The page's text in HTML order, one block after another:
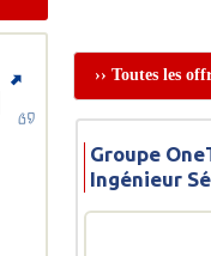
›› Toutes les
Groupe
Ingénieur